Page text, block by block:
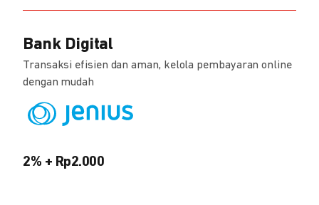
Bank Digital
Transaksi efisien dan aman, kelola pembayaran online
dengan mudah
2% + Rp2.000